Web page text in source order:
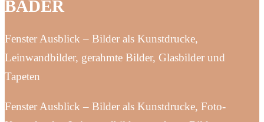
BADER
Fenster Ausblick – Bilder als Kunstdrucke,
Leinwandbilder, gerahmte Bilder, Glasbilder und
Tapeten
Fenster Ausblick – Bilder als Kunstdrucke, Foto-